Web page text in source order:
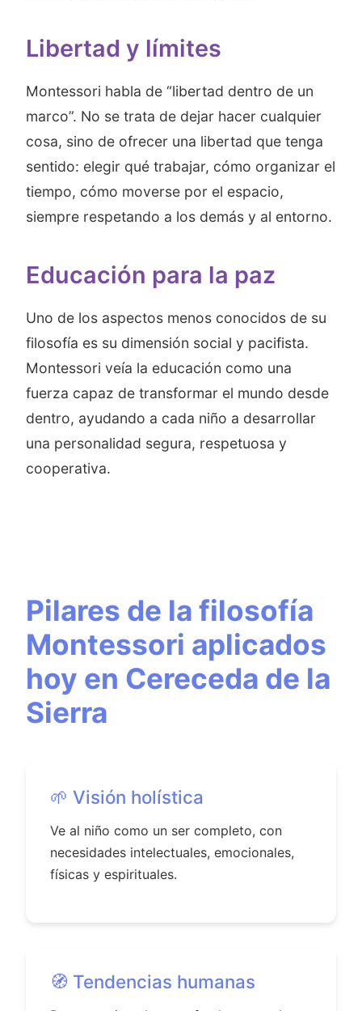
Libertad y límites
Montessori habla de “libertad dentro de un
marco”. No se trata de dejar hacer cualquier
cosa, sino de ofrecer una libertad que tenga
sentido: elegir qué trabajar, cómo organizar el
tiempo, cómo moverse por el espacio,
siempre respetando a los demás y al entorno.
Educación para la paz
Uno de los aspectos menos conocidos de su
filosofía es su dimensión social y pacifista.
Montessori veía la educación como una
fuerza capaz de transformar el mundo desde
dentro, ayudando a cada niño a desarrollar
una personalidad segura, respetuosa y
cooperativa.
Pilares de la filosofía
Montessori aplicados
hoy en Cereceda de la
Sierra
🌱 Visión holística
Ve al niño como un ser completo, con
necesidades intelectuales, emocionales,
físicas y espirituales.
🧭 Tendencias humanas